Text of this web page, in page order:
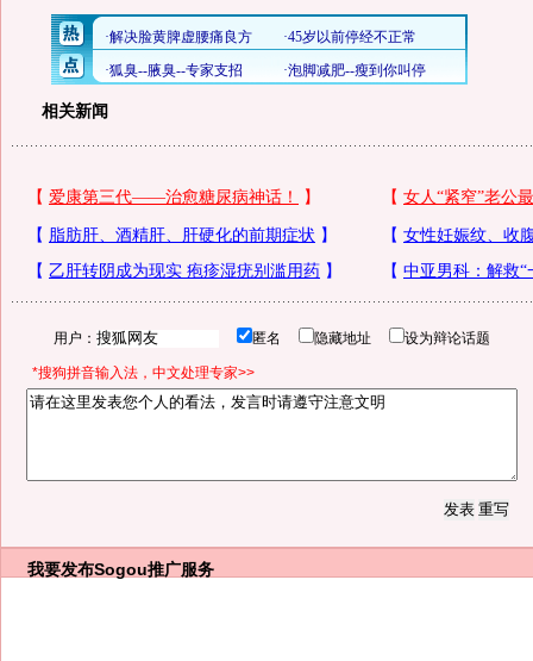
相关新闻
用户： 匿名 隐藏地址 设为辩论话题
*搜狗拼音输入法，中文处理专家>>
我要发布Sogou推广服务